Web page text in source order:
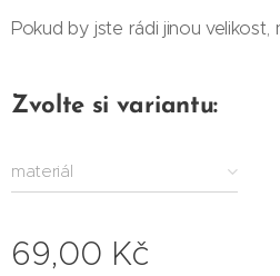
Pokud by jste rádi jinou velikost,
Zvolte si variantu:
materiál
69,00 Kč